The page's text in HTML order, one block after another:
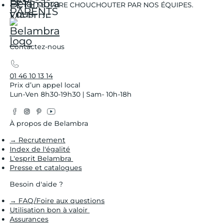
SE FAIRE CHOUCHOUTER PAR NOS ÉQUIPES.
Contactez-nous
01 46 10 13 14
Prix d’un appel local
Lun-Ven 8h30-19h30 | Sam- 10h-18h
Facebook
Instagram
Pinterest
YouTube
À propos de Belambra
→ Recrutement
Index de l'égalité
L'esprit Belambra
Presse et catalogues
Besoin d'aide ?
→ FAQ/Foire aux questions
Utilisation bon à valoir
Assurances